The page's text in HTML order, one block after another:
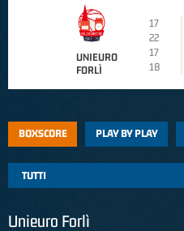
UNIEURO
FORLÌ
17
22
17
18
BOXSCORE PLAY BY PLAY
Unieuro Forlì